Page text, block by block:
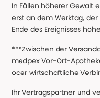
In Fällen höherer Gewalt
erst an dem Werktag,
Ende des Ereignisses
***Zwischen der
medpex Vor-Ort-
oder wirtschaftliche
Ihr Vertragspartner und